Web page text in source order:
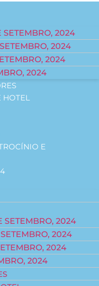
2024
2024
2024
2024
HOTEL
E
SETEMBRO, 2024
2024
2024
2024